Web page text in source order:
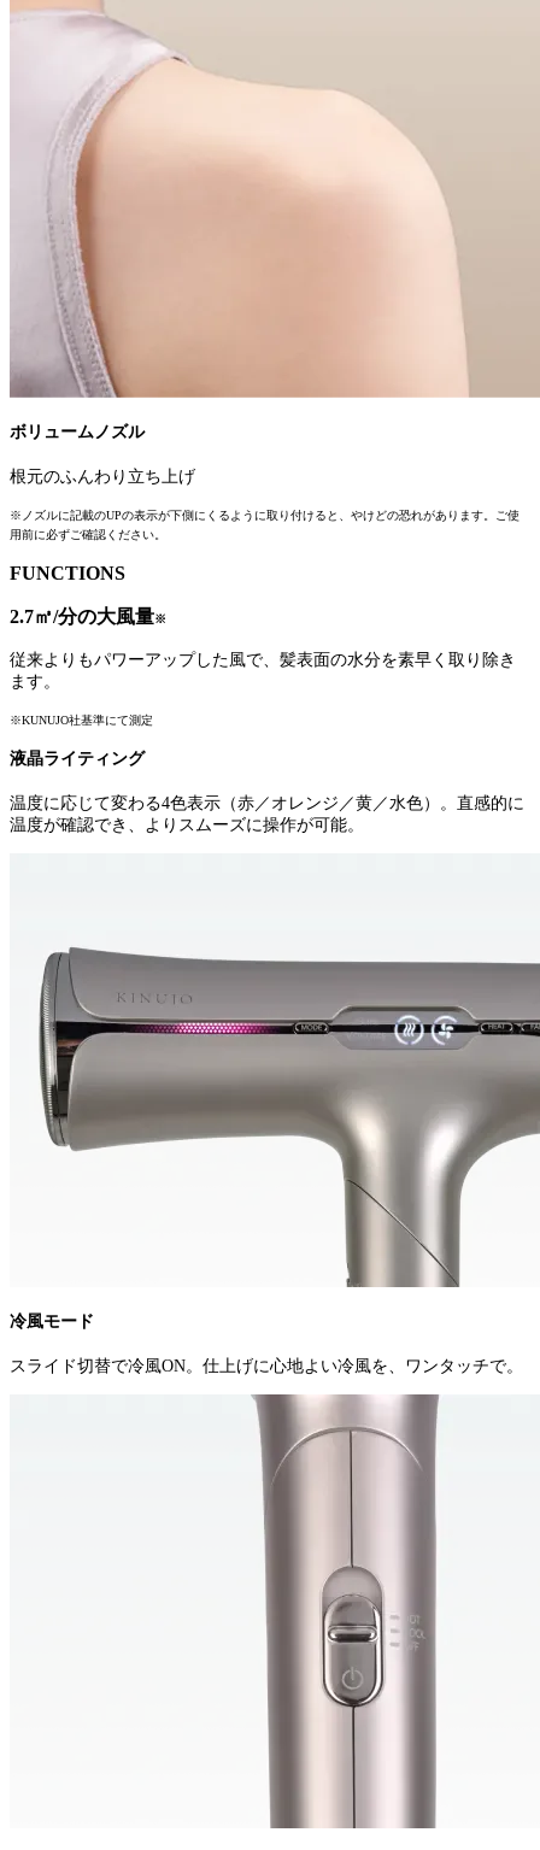
ボリュームノズル
根元のふんわり立ち上げ
※ノズルに記載のUPの表示が下側にくるように取り付けると、やけどの恐れがあります。ご使
用前に必ずご確認ください。
FUNCTIONS
2.7㎥/分の大風量※
従来よりもパワーアップした風で、髪表面の水分を素早く取り除き
ます。
※KUNUJO社基準にて測定
液晶ライティング
温度に応じて変わる4色表示（赤／オレンジ／黄／水色）。直感的に
温度が確認でき、よりスムーズに操作が可能。
冷風モード
スライド切替で冷風ON。仕上げに心地よい冷風を、ワンタッチで。